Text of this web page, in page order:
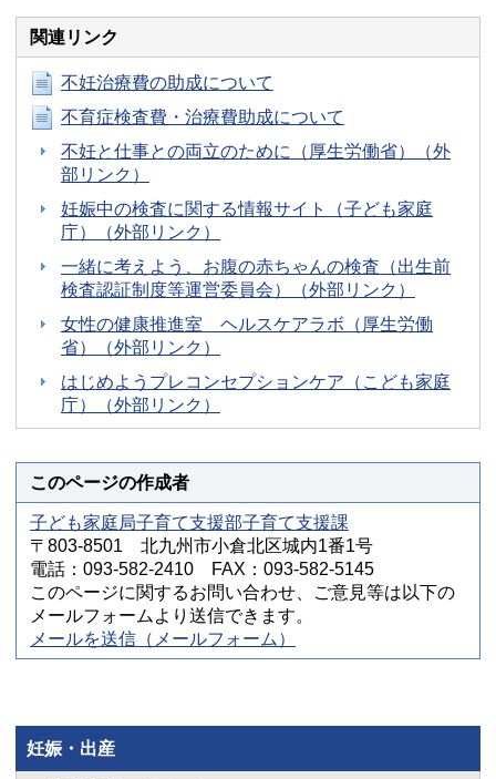
関連リンク
不妊治療費の助成について
不育症検査費・治療費助成について
不妊と仕事との両立のために（厚生労働省）（外
部リンク）
妊娠中の検査に関する情報サイト（子ども家庭
庁）（外部リンク）
一緒に考えよう、お腹の赤ちゃんの検査（出生前
検査認証制度等運営委員会）（外部リンク）
女性の健康推進室 ヘルスケアラボ（厚生労働
省）（外部リンク）
はじめようプレコンセプションケア（こども家庭
庁）（外部リンク）
このページの作成者
子ども家庭局子育て支援部子育て支援課
〒803-8501 北九州市小倉北区城内1番1号
電話：093-582-2410 FAX：093-582-5145
このページに関するお問い合わせ、ご意見等は以下の
メールフォームより送信できます。
メールを送信（メールフォーム）
妊娠・出産